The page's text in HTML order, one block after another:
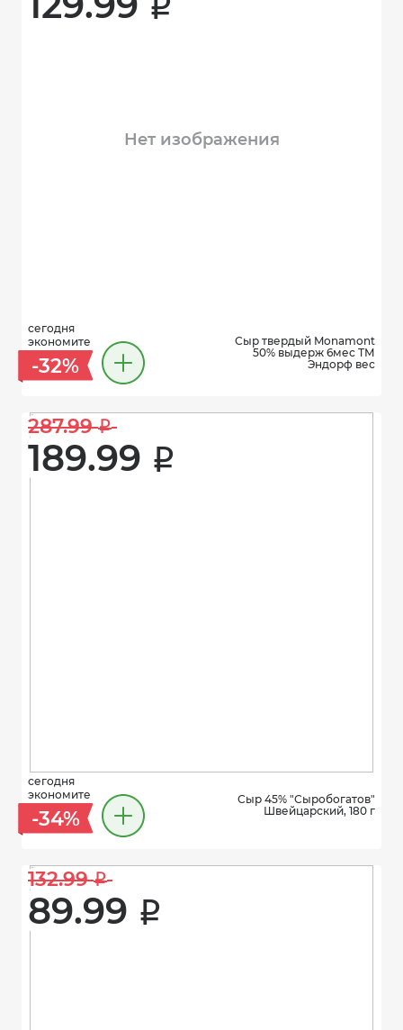
i
Нет изображения
сегодня
экономите
-32%
Сыр твердый Monamont
50% выдерж 6мес ТМ
Эндорф вес
287.99 i
189.99 i
сегодня
экономите
-34%
Сыр 45% "Сыробогатов"
Швейцарский, 180 г
132.99 i
89.99 i